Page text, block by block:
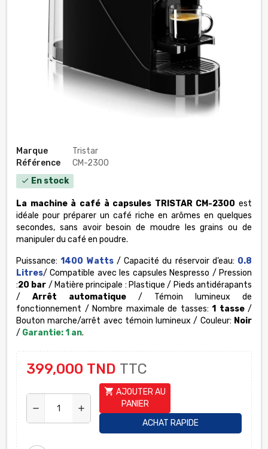
Marque
Tristar
Référence
CM-2300
check En stock
La machine à café à capsules TRISTAR CM-2300 est
idéale pour préparer un café riche en arômes en quelques
secondes, sans avoir besoin de moudre les grains ou de
manipuler du café en poudre.
Puissance:1400 Watts/ Capacité du réservoir d’eau: 0.8
Litres/ Compatible avec les capsules Nespresso / Pression
:20 bar / Matière principale : Plastique / Pieds antidérapants
/ Arrêt automatique / Témoin lumineux de
fonctionnement / Nombre maximale de tasses: 1 tasse/
Bouton marche/arrêt avec témoin lumineux / Couleur: Noir
/ Garantie: 1 an.
399,000 TND TTC
remove add
shopping_cart AJOUTER AU
PANIER
ACHAT RAPIDE